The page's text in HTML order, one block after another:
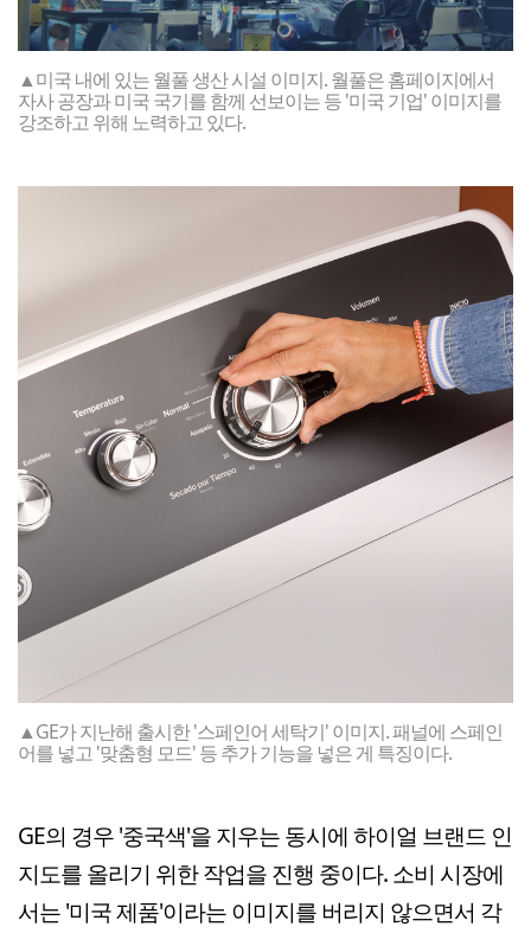
▲미국 내에 있는 월풀 생산 시설 이미지. 월풀은 홈페이지에서
자사 공장과 미국 국기를 함께 선보이는 등 '미국 기업' 이미지를
강조하고 위해 노력하고 있다.
▲GE가 지난해 출시한 '스페인어 세탁기' 이미지. 패널에 스페인
어를 넣고 '맞춤형 모드' 등 추가 기능을 넣은 게 특징이다.
GE의 경우 '중국색'을 지우는 동시에 하이얼 브랜드 인
지도를 올리기 위한 작업을 진행 중이다. 소비 시장에
서는 '미국 제품'이라는 이미지를 버리지 않으면서 각